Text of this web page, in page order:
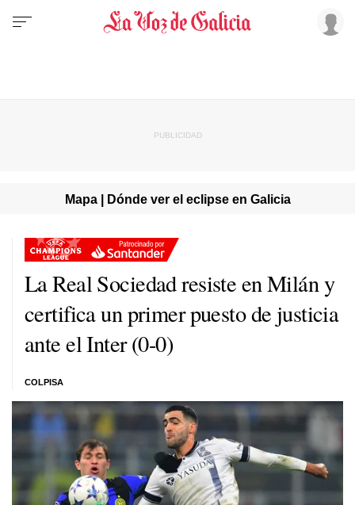
Mapa | Dónde ver el eclipse en Galicia
La Real Sociedad resiste en Milán y
certifica un primer puesto de justicia
ante el Inter (0-0)
COLPISA